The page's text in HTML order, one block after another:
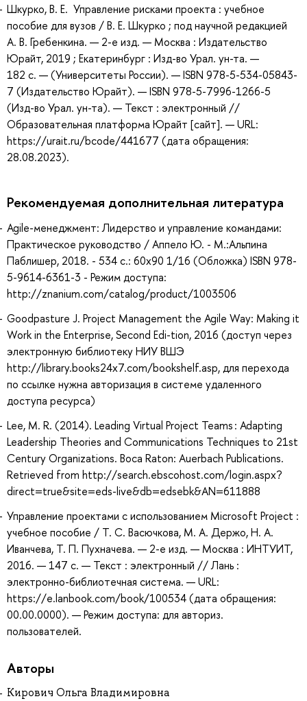
Шкурко, В. Е. Управление рисками проекта : учебное
пособие для вузов / В. Е. Шкурко ; под научной редакцией
А. В. Гребенкина. — 2-е изд. — Москва : Издательство
Юрайт, 2019 ; Екатеринбург : Изд-во Урал. ун-та. —
182 с. — (Университеты России). — ISBN 978-5-534-05843-
7 (Издательство Юрайт). — ISBN 978-5-7996-1266-5
(Изд-во Урал. ун-та). — Текст : электронный //
Образовательная платформа Юрайт [сайт]. — URL:
https://urait.ru/bcode/441677 (дата обращения:
28.08.2023).
Рекомендуемая дополнительная литература
Agile-менеджмент: Лидерство и управление командами:
Практическое руководство / Аппело Ю. - М.:Альпина
Паблишер, 2018. - 534 с.: 60x90 1/16 (Обложка) ISBN 978-
5-9614-6361-3 - Режим доступа:
http://znanium.com/catalog/product/1003506
Goodpasture J. Project Management the Agile Way: Making it
Work in the Enterprise, Second Edi-tion, 2016 (доступ через
электронную библиотеку НИУ ВШЭ
http://library.books24x7.com/bookshelf.asp, для перехода
по ссылке нужна авторизация в системе удаленного
доступа ресурса)
Lee, M. R. (2014). Leading Virtual Project Teams : Adapting
Leadership Theories and Communications Techniques to 21st
Century Organizations. Boca Raton: Auerbach Publications.
Retrieved from http://search.ebscohost.com/login.aspx?
direct=true&site=eds-live&db=edsebk&AN=611888
Управление проектами с использованием Microsoft Project :
учебное пособие / Т. С. Васючкова, М. А. Держо, Н. А.
Иванчева, Т. П. Пухначева. — 2-е изд. — Москва : ИНТУИТ,
2016. — 147 с. — Текст : электронный // Лань :
электронно-библиотечная система. — URL:
https://e.lanbook.com/book/100534 (дата обращения:
00.00.0000). — Режим доступа: для авториз.
пользователей.
Авторы
Кирович Ольга Владимировна